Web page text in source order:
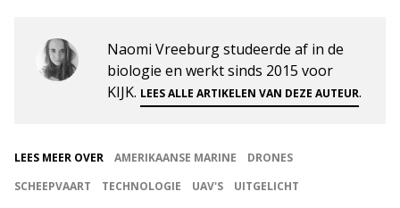
Naomi Vreeburg studeerde af in de
biologie en werkt sinds 2015 voor
KIJK. LEES ALLE ARTIKELEN VAN DEZE AUTEUR.
LEES MEER OVER AMERIKAANSE MARINE
DRONES
SCHEEPVAART
TECHNOLOGIE UAV'S UITGELICHT